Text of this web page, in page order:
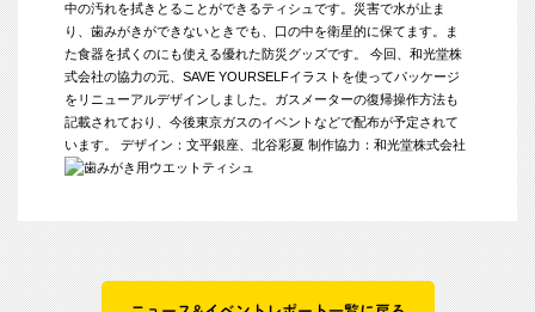
中の汚れを拭きとることができるティシュです。災害で水が止ま
り、歯みがきができないときでも、口の中を衛星的に保てます。ま
た食器を拭くのにも使える優れた防災グッズです。 今回、和光堂株
式会社の協力の元、SAVE YOURSELFイラストを使ってパッケージ
をリニューアルデザインしました。ガスメーターの復帰操作方法も
記載されており、今後東京ガスのイベントなどで配布が予定されて
います。 デザイン：文平銀座、北谷彩夏 制作協力：和光堂株式会社